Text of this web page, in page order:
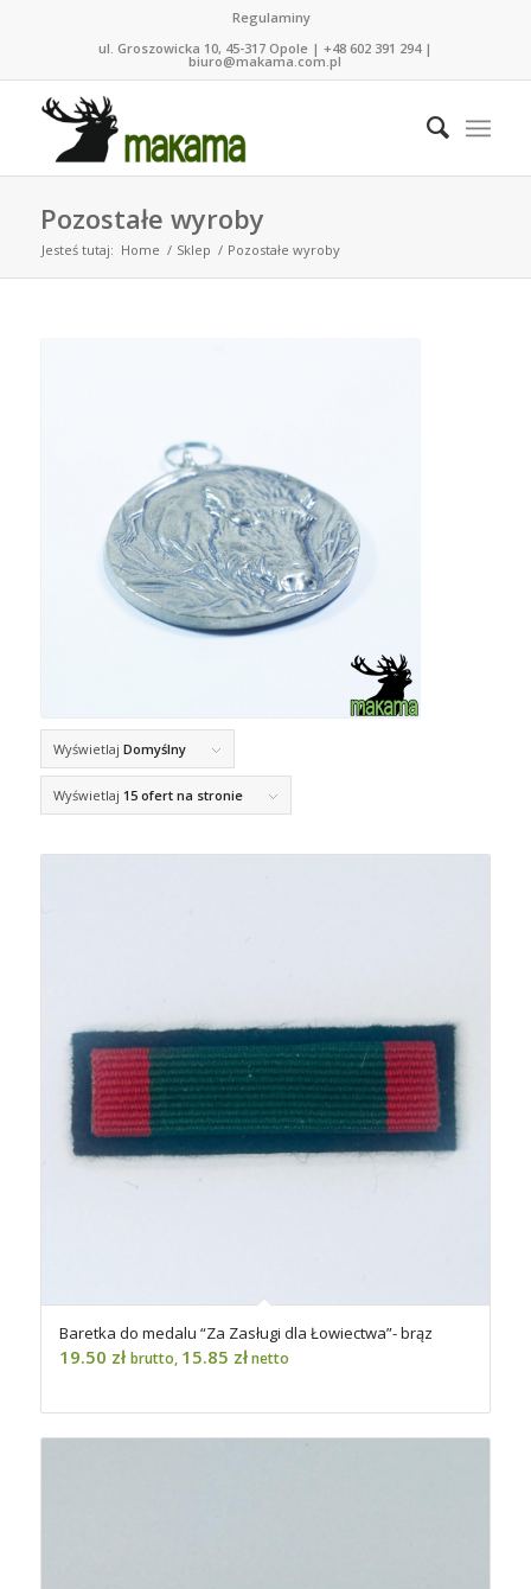
Regulaminy
ul. Groszowicka 10, 45-317 Opole | +48 602 391 294 |
biuro@makama.com.pl
Pozostałe wyroby
Jesteś tutaj: Home / Sklep / Pozostałe wyroby
Wyświetlaj Domyślny
Wyświetlaj 15 ofert na stronie
Baretka do medalu “Za Zasługi dla Łowiectwa”- brąz
19.50 zł brutto, 15.85 złnetto